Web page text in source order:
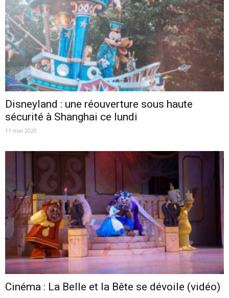
Disneyland : une réouverture sous haute
sécurité à Shanghai ce lundi
11 mai 2020
Cinéma : La Belle et la Bête se dévoile (vidéo)